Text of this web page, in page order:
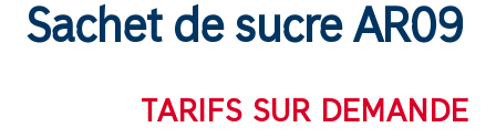
Sachet de sucre AR09
TARIFS SUR DEMANDE